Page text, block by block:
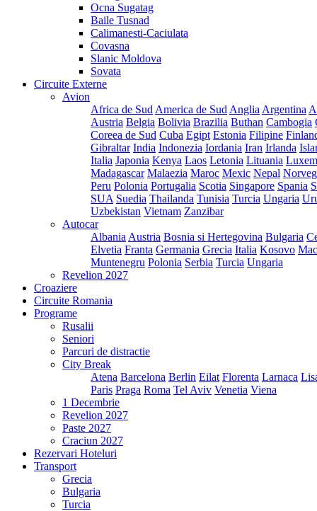
Ocna Sugatag
Baile Tusnad
Calimanesti-Caciulata
Covasna
Slanic Moldova
Sovata
Circuite Externe
Avion
Africa de Sud America de Sud Anglia Argentina
Austria Belgia Bolivia Brazilia Buthan Cambogia
Coreea de Sud Cuba Egipt Estonia Filipine
Gibraltar India Indonezia Iordania Iran Irlanda
Italia Japonia Kenya Laos Letonia Lituania
Madagascar Malaezia Maroc Mexic Nepal
Peru Polonia Portugalia Scotia Singapore Spania
SUA Suedia Thailanda Tunisia Turcia Ungaria
Uzbekistan Vietnam Zanzibar
Autocar
Albania Austria Bosnia si Hertegovina Bulgaria
Elvetia Franta Germania Grecia Italia Kosovo
Muntenegru Polonia Serbia Turcia Ungaria
Revelion 2027
Croaziere
Circuite Romania
Programe
Rusalii
Seniori
Parcuri de distractie
City Break
Atena Barcelona Berlin Eilat Florenta Larnaca
Paris Praga Roma Tel Aviv Venetia Viena
1 Decembrie
Revelion 2027
Paste 2027
Craciun 2027
Rezervari Hoteluri
Transport
Grecia
Bulgaria
Turcia